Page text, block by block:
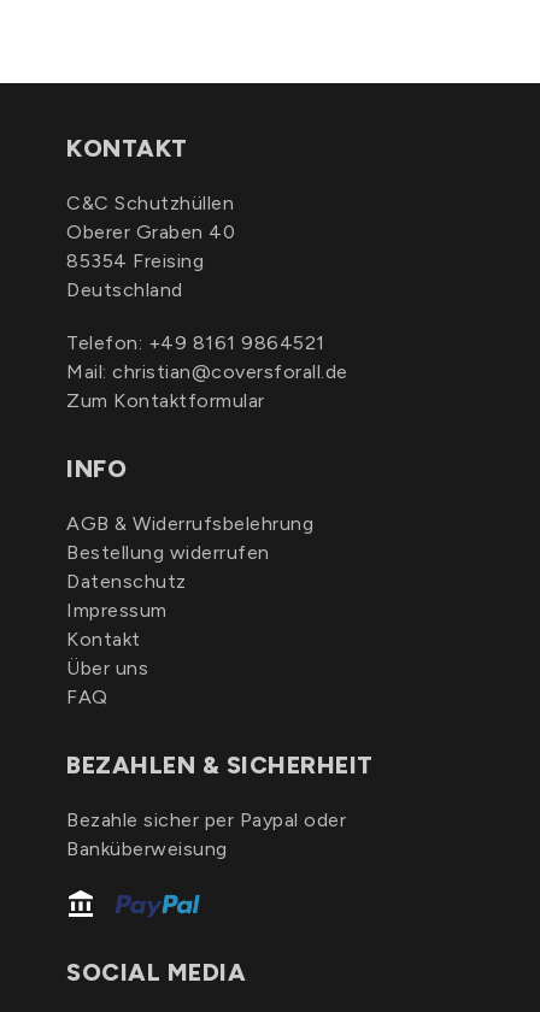
KONTAKT
C&C Schutzhüllen
Oberer Graben 40
85354 Freising
Deutschland
Telefon: +49 8161 9864521
Mail: christian@coversforall.de
Zum Kontaktformular
INFO
AGB & Widerrufsbelehrung
Bestellung widerrufen
Datenschutz
Impressum
Kontakt
Über uns
FAQ
BEZAHLEN & SICHERHEIT
Bezahle sicher per Paypal oder
Banküberweisung
SOCIAL MEDIA